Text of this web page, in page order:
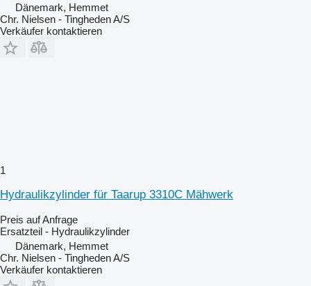
Dänemark, Hemmet
Chr. Nielsen - Tingheden A/S
Verkäufer kontaktieren
1
Hydraulikzylinder für Taarup 3310C Mähwerk
Preis auf Anfrage
Ersatzteil - Hydraulikzylinder
Dänemark, Hemmet
Chr. Nielsen - Tingheden A/S
Verkäufer kontaktieren